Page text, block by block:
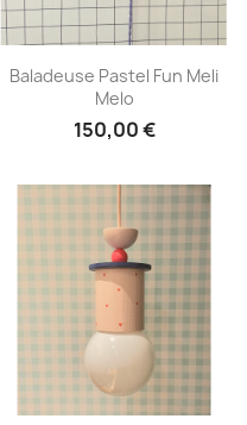
Aperçu rapide
Baladeuse Pastel Fun Meli
Melo
150,00 €